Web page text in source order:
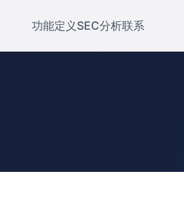
功能定义 SEC分析联系